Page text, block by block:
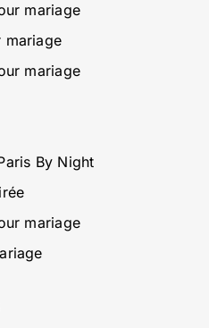
mariage
mariage
mariage
By Night
mariage